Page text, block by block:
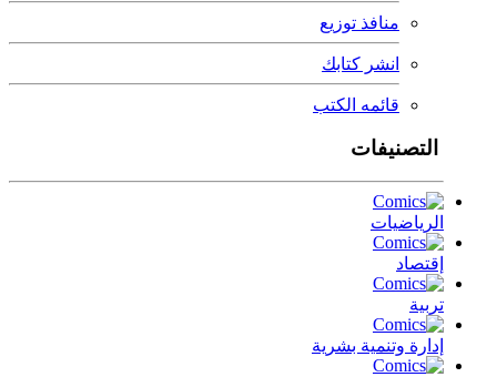
منافذ توزيع
انشر كتابك
قائمه الكتب
التصنيفات
الرياضيات
إقتصاد
تربية
إدارة وتنمية بشرية